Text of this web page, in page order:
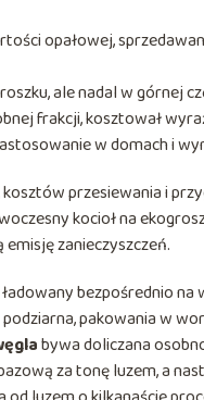
opałowej,
ale nadal w górnej
frakcji, kosztował
w domach i
przesiewania i
kocioł na
zanieczyszczeń.
bezpośrednio
pakowania w
bywa doliczana
za tonę luzem, a